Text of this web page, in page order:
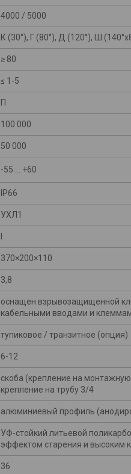
4000 / 5000
К (30°), Г (80°), Д (120°), Ш (140°
≥ 80
≤ 1-5
П
100 000
50 000
-55 ... +60
IP66
УХЛ1
370×200×110
3,8
оснащен взрывозащищенной
кабельными вводами и
тупиковое / транзитное (опция)
6-12
скоба (крепление на
крепление на трубу 3/4
алюминиевый профиль
УФ-стойкий литьевой
эффектом старения и высоким
36